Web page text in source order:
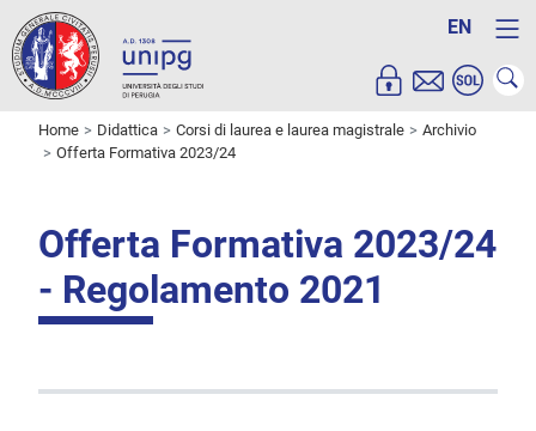
EN
Home Didattica Corsi di laurea e laurea magistrale
Archivio
Offerta Formativa 2023/24
Offerta Formativa 2023/24
- Regolamento 2021